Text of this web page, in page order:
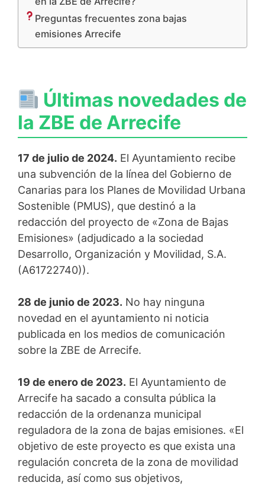
Preguntas frecuentes zona bajas
emisiones Arrecife
Últimas novedades de
la ZBE de Arrecife
17 de julio de 2024. El Ayuntamiento recibe
una subvención de la línea del Gobierno de
Canarias para los Planes de Movilidad Urbana
Sostenible (PMUS), que destinó a la
redacción del proyecto de «Zona de Bajas
Emisiones» (adjudicado a la sociedad
Desarrollo, Organización y Movilidad, S.A.
(A61722740)).
28 de junio de 2023. No hay ninguna
novedad en el ayuntamiento ni noticia
publicada en los medios de comunicación
sobre la ZBE de Arrecife.
19 de enero de 2023. El Ayuntamiento de
Arrecife ha sacado a consulta pública la
redacción de la ordenanza municipal
reguladora de la zona de bajas emisiones. «El
objetivo de este proyecto es que exista una
regulación concreta de la zona de movilidad
reducida, así como sus objetivos,